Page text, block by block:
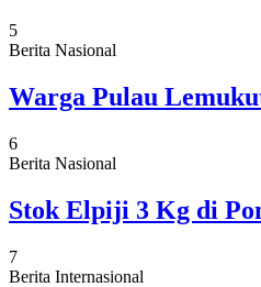
5
Berita Nasional
Warga Pulau
6
Berita Nasional
Stok Elpiji 3 Kg di
7
Berita Internasional